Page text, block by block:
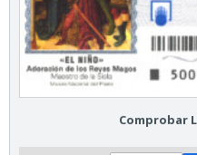
Comprobar